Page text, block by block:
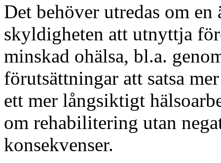
Det behöver utredas om
skyldigheten att utnyttja
minskad ohälsa, bl.a.
förutsättningar att satsa
ett mer långsiktigt
om rehabilitering utan
konsekvenser.